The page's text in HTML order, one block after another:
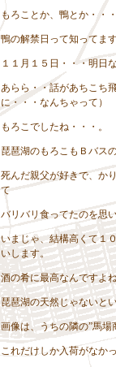
もろことか、鴨とか・・
鴨の解禁日って知ってま
１１月１５日・・・明日
あらら・・話があちこち
に・・・なんちゃって）
もろこでしたね・・・。
琵琶湖のもろこもＢバス
死んだ親父が好きで、か
て
バリバリ食ってたのを思
いまじゃ、結構高くて１
いします。
酒の肴に最高なんですよ
琵琶湖の天然じゃないと
画像は、うちの隣の”馬場
これだけしか入荷がなか